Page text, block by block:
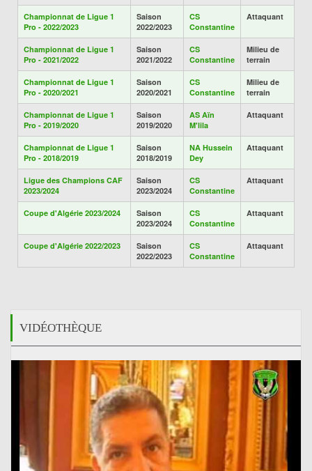
Championnat de Ligue 1
Pro - 2022/2023
Saison
2022/2023
CS
Constantine
Attaquant
Championnat de Ligue 1
Pro - 2021/2022
Saison
2021/2022
CS
Constantine
Milieu de
terrain
Championnat de Ligue 1
Pro - 2020/2021
Saison
2020/2021
CS
Constantine
Milieu de
terrain
Championnat de Ligue 1
Pro - 2019/2020
Saison
2019/2020
AS Aïn
M'lila
Attaquant
Championnat de Ligue 1
Pro - 2018/2019
Saison
2018/2019
NA Hussein
Dey
Attaquant
Ligue des Champions CAF
2023/2024
Saison
2023/2024
CS
Constantine
Attaquant
Coupe d'Algérie 2023/2024
Saison
2023/2024
CS
Constantine
Attaquant
Coupe d'Algérie 2022/2023
Saison
2022/2023
CS
Constantine
Attaquant
VIDÉOTHÈQUE